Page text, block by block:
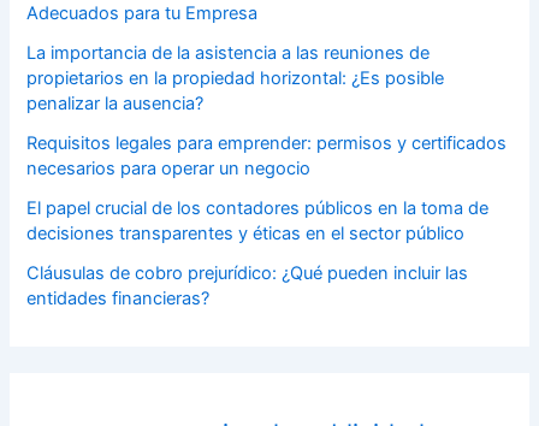
Adecuados para tu Empresa
La importancia de la asistencia a las reuniones de
propietarios en la propiedad horizontal: ¿Es posible
penalizar la ausencia?
Requisitos legales para emprender: permisos y certificados
necesarios para operar un negocio
El papel crucial de los contadores públicos en la toma de
decisiones transparentes y éticas en el sector público
Cláusulas de cobro prejurídico: ¿Qué pueden incluir las
entidades financieras?